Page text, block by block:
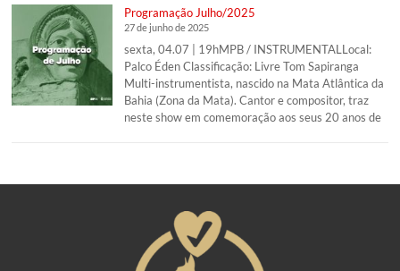
Programação Julho/2025
27 de junho de 2025
sexta, 04.07 | 19hMPB / INSTRUMENTALLocal:
Palco Éden Classificação: Livre Tom Sapiranga
Multi-instrumentista, nascido na Mata Atlântica da
Bahia (Zona da Mata). Cantor e compositor, traz
neste show em comemoração aos seus 20 anos de